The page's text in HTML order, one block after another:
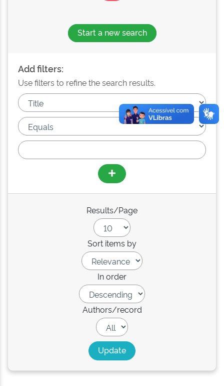
Start a new search
Add filters:
Use filters to refine the search results.
Results/Page
Sort items by
In order
Authors/record